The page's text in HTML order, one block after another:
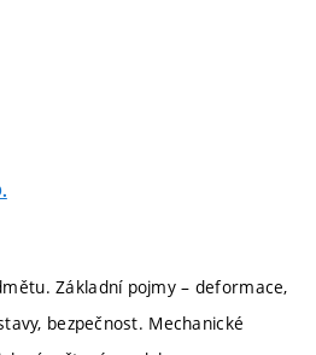
Základní pojmy – deformace,
bezpečnost. Mechanické